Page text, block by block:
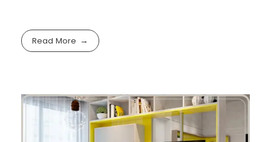
Read More